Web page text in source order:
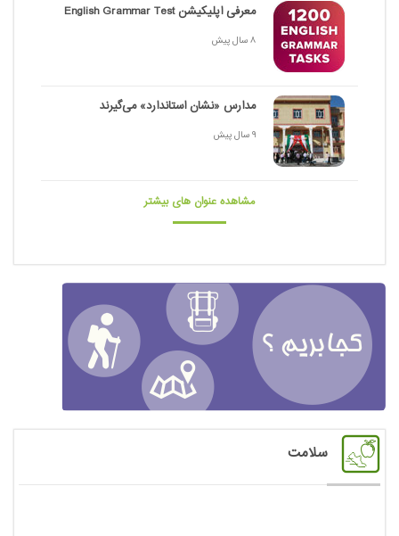
معرفی اپلیکیشن English Grammar Test
8 سال پیش
مدارس «نشان استاندارد» می‌گیرند
9 سال پیش
مشاهده عنوان های بیشتر
سلامت